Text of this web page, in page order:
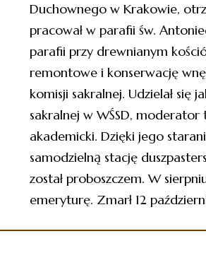
Duchownego w Krakowie,
pracował w parafii św.
parafii przy drewnianym
remontowe i konserwację
komisji sakralnej. Udzielał się
sakralnej w WŚSD, moderator
akademicki. Dzięki jego
samodzielną stację
został proboszczem. W
emeryturę. Zmarł 12